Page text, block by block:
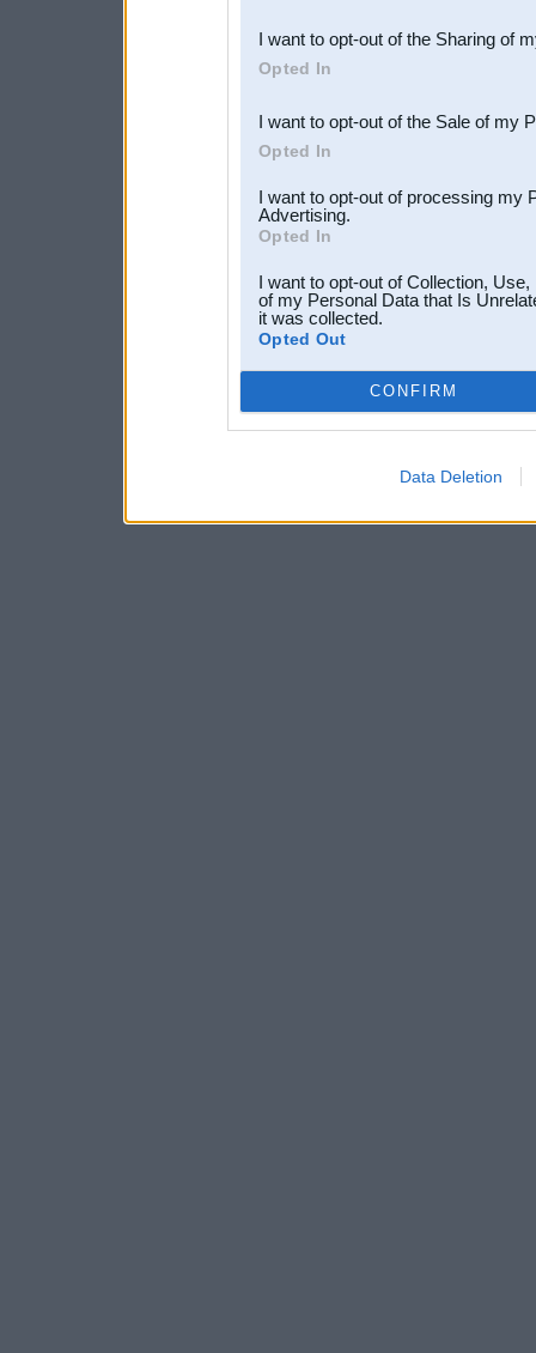
Downstream Participants
third parties.
I want to opt-out of the Sharing of
Opted In
I want to opt-out of the Sale of my
Opted In
I want to opt-out of processing my
Advertising.
Opted In
I want to opt-out of Collection,
of my Personal Data that Is
it was collected.
Opted Out
CONFIRM
Data Deletion